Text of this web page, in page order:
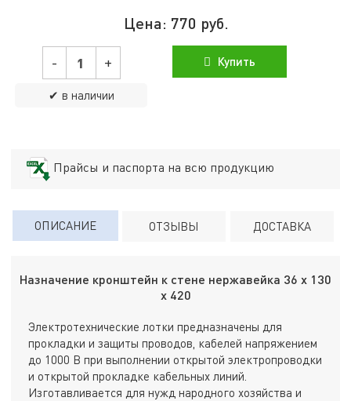
Цена: 770 руб.
- +
✔ в наличии
Купить
Прайсы и паспорта на всю продукцию
ОПИСАНИЕ ОТЗЫВЫ ДОСТАВКА
Назначение кронштейн к стене нержавейка 36 х 130
х 420
Электротехнические лотки предназначены для
прокладки и защиты проводов, кабелей напряжением
до 1000 В при выполнении открытой электропроводки
и открытой прокладке кабельных линий.
Изготавливается для нужд народного хозяйства и